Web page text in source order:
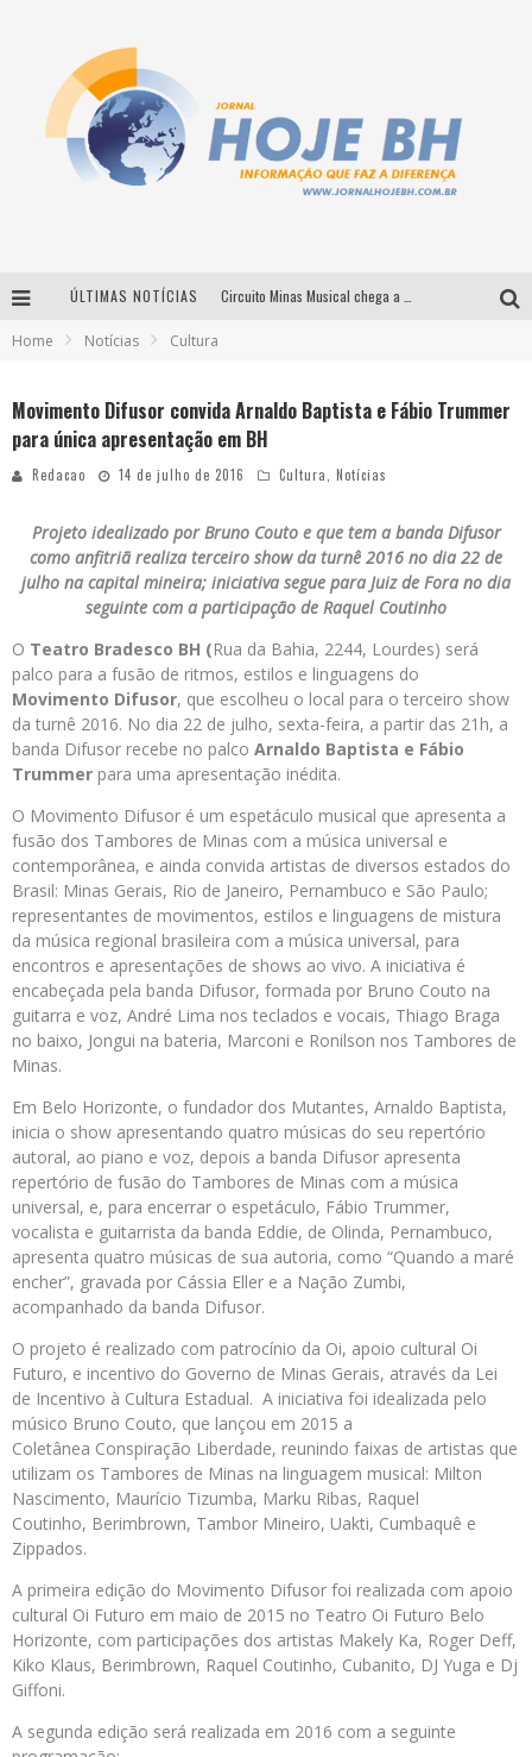
ÚLTIMAS NOTÍCIAS
Home Notícias Cultura
Movimento Difusor convida Arnaldo Baptista e Fábio Trummer
para única apresentação em BH
Redacao 14 de julho de 2016 Cultura Notícias
Projeto idealizado por Bruno Couto e que tem a banda Difusor
como anfitriã realiza terceiro show da turnê 2016 no dia 22 de
julho na capital mineira; iniciativa segue para Juiz de Fora no dia
seguinte com a participação de Raquel Coutinho
O Teatro Bradesco BH (Rua da Bahia, 2244, Lourdes) será
palco para a fusão de ritmos, estilos e linguagens do
Movimento Difusor, que escolheu o local para o terceiro show
da turnê 2016. No dia 22 de julho, sexta-feira, a partir das 21h, a
banda Difusor recebe no palco Arnaldo Baptista e Fábio
Trummer para uma apresentação inédita.
O Movimento Difusor é um espetáculo musical que apresenta a
fusão dos Tambores de Minas com a música universal e
contemporânea, e ainda convida artistas de diversos estados do
Brasil: Minas Gerais, Rio de Janeiro, Pernambuco e São Paulo;
representantes de movimentos, estilos e linguagens de mistura
da música regional brasileira com a música universal, para
encontros e apresentações de shows ao vivo. A iniciativa é
encabeçada pela banda Difusor, formada por Bruno Couto na
guitarra e voz, André Lima nos teclados e vocais, Thiago Braga
no baixo, Jongui na bateria, Marconi e Ronilson nos Tambores de
Minas.
Em Belo Horizonte, o fundador dos Mutantes, Arnaldo Baptista,
inicia o show apresentando quatro músicas do seu repertório
autoral, ao piano e voz, depois a banda Difusor apresenta
repertório de fusão do Tambores de Minas com a música
universal, e, para encerrar o espetáculo, Fábio Trummer,
vocalista e guitarrista da banda Eddie, de Olinda, Pernambuco,
apresenta quatro músicas de sua autoria, como “Quando a maré
encher”, gravada por Cássia Eller e a Nação Zumbi,
acompanhado da banda Difusor.
O projeto é realizado com patrocínio da Oi, apoio cultural Oi
Futuro, e incentivo do Governo de Minas Gerais, através da Lei
de Incentivo à Cultura Estadual. A iniciativa foi idealizada pelo
músico Bruno Couto, que lançou em 2015 a
Coletânea Conspiração Liberdade, reunindo faixas de artistas que
utilizam os Tambores de Minas na linguagem musical: Milton
Nascimento, Maurício Tizumba, Marku Ribas, Raquel
Coutinho, Berimbrown, Tambor Mineiro, Uakti, Cumbaquê e
Zippados.
A primeira edição do Movimento Difusor foi realizada com apoio
cultural Oi Futuro em maio de 2015 no Teatro Oi Futuro Belo
Horizonte, com participações dos artistas Makely Ka, Roger Deff,
Kiko Klaus, Berimbrown, Raquel Coutinho, Cubanito, DJ Yuga e Dj
Giffoni.
A segunda edição será realizada em 2016 com a seguinte